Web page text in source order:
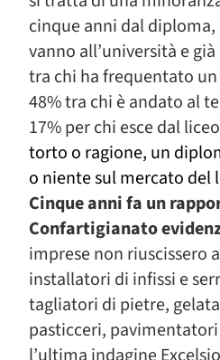
cinque anni dal
vanno all’università e
tra chi ha frequentato
48% tra chi è andato al
17% per chi esce dal
torto o ragione, un
o niente sul mercato del
Cinque anni fa un
Confartigianato
imprese non riuscissero
installatori di infissi e
tagliatori di pietre,
pasticceri,